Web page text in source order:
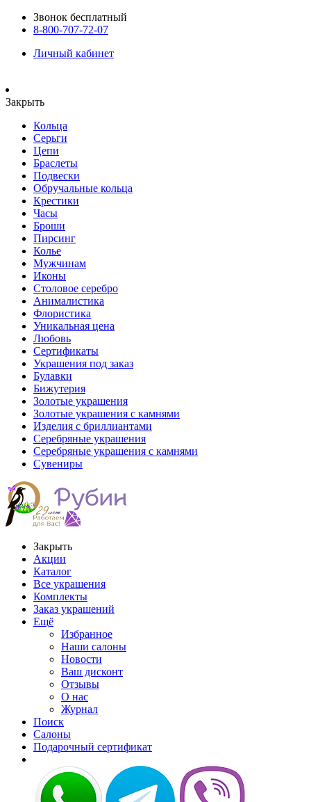
Звонок бесплатный
8-800-707-72-07
Личный кабинет
Закрыть
Кольца
Серьги
Цепи
Браслеты
Подвески
Обручальные кольца
Крестики
Часы
Броши
Пирсинг
Колье
Мужчинам
Иконы
Столовое серебро
Анималистика
Флористика
Уникальная цена
Любовь
Сертификаты
Украшения под заказ
Булавки
Бижутерия
Золотые украшения
Золотые украшения с камнями
Изделия с бриллиантами
Серебряные украшения
Серебряные украшения с камнями
Сувениры
Закрыть
Акции
Каталог
Все украшения
Комплекты
Заказ украшений
Ещё
Избранное
Наши салоны
Новости
Ваш дисконт
Отзывы
О нас
Журнал
Поиск
Салоны
Подарочный сертификат